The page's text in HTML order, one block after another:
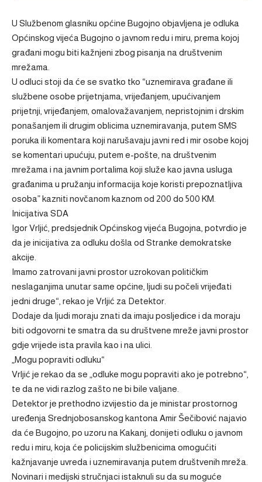
U Službenom glasniku općine Bugojno objavljena je odluka
Općinskog vijeća Bugojno o javnom redu i miru, prema kojoj
građani mogu biti kažnjeni zbog pisanja na društvenim
mrežama.
U odluci stoji da će se svatko tko “uznemirava građane ili
službene osobe prijetnjama, vrijeđanjem, upućivanjem
prijetnji, vrijeđanjem, omalovažavanjem, nepristojnim i drskim
ponašanjem ili drugim oblicima uznemiravanja, putem SMS
poruka ili komentara koji narušavaju javni red i mir osobe kojoj
se komentari upućuju, putem e-pošte, na društvenim
mrežama i na javnim portalima koji služe kao javna usluga
građanima u pružanju informacija koje koristi prepoznatljiva
osoba” kazniti novčanom kaznom od 200 do 500 KM.
Inicijativa SDA
Igor Vrljić, predsjednik Općinskog vijeća Bugojna, potvrdio je
da je inicijativa za odluku došla od Stranke demokratske
akcije.
Imamo zatrovani javni prostor uzrokovan političkim
neslaganjima unutar same općine, ljudi su počeli vrijeđati
jedni druge“, rekao je Vrljić za Detektor.
Dodaje da ljudi moraju znati da imaju posljedice i da moraju
biti odgovorni te smatra da su društvene mreže javni prostor
gdje vrijede ista pravila kao i na ulici.
„Mogu popraviti odluku“
Vrljić je rekao da se „odluke mogu popraviti ako je potrebno“,
te da ne vidi razlog zašto ne bi bile valjane.
Detektor je prethodno izvijestio da je ministar prostornog
uređenja Srednjobosanskog kantona Amir Šečibović najavio
da će Bugojno, po uzoru na Kakanj, donijeti odluku o javnom
redu i miru, koja će policijskim službenicima omogućiti
kažnjavanje uvreda i uznemiravanja putem društvenih mreža.
Novinari i medijski stručnjaci istaknuli su da su moguće